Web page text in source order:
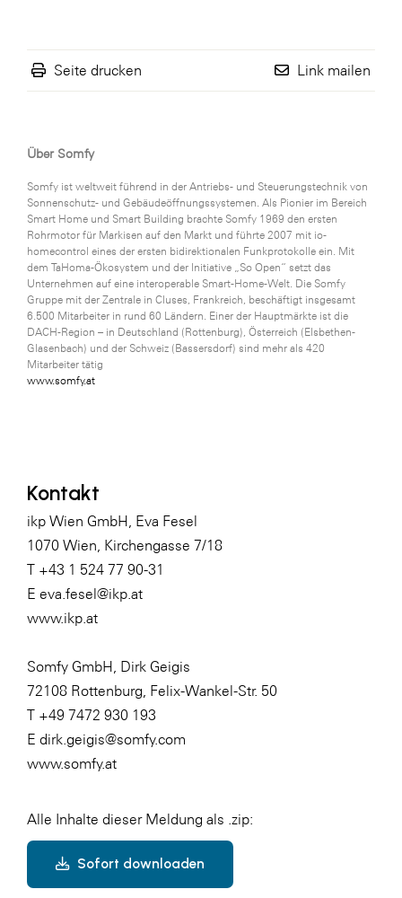
Seite drucken Link mailen
Über Somfy
Somfy ist weltweit führend in der Antriebs- und Steuerungstechnik von
Sonnenschutz- und Gebäudeöffnungssystemen. Als Pionier im Bereich
Smart Home und Smart Building brachte Somfy 1969 den ersten
Rohrmotor für Markisen auf den Markt und führte 2007 mit io-
homecontrol eines der ersten bidirektionalen Funkprotokolle ein. Mit
dem TaHoma-Ökosystem und der Initiative „So Open“ setzt das
Unternehmen auf eine interoperable Smart-Home-Welt. Die Somfy
Gruppe mit der Zentrale in Cluses, Frankreich, beschäftigt insgesamt
6.500 Mitarbeiter in rund 60 Ländern. Einer der Hauptmärkte ist die
DACH-Region – in Deutschland (Rottenburg), Österreich (Elsbethen-
Glasenbach) und der Schweiz (Bassersdorf) sind mehr als 420
Mitarbeiter tätig
www.somfy.at
Kontakt
ikp Wien GmbH, Eva Fesel
1070 Wien, Kirchengasse 7/18
T +43 1 524 77 90-31
E eva.fesel@ikp.at
www.ikp.at
Somfy GmbH, Dirk Geigis
72108 Rottenburg, Felix-Wankel-Str. 50
T +49 7472 930 193
E dirk.geigis@somfy.com
www.somfy.at
Alle Inhalte dieser Meldung als .zip:
Sofort downloaden